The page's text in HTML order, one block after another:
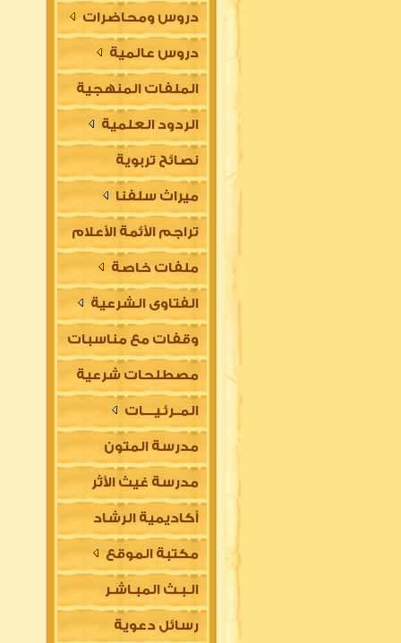
دروس ومحاضرات
دروس عالمية
الملفات المنهجية
الردود العلمية
نصائح تربوية
ميراث سلفنا
تراجم الأئمة الأعلام
ملفات خاصة
الفتاوى الشرعية
وقفات مع مناسبات
مصطلحات شرعية
المــرئـيــــات
مدرسة المتون
العلمية
مدرسة غيث الأثر
السلفية
أكاديمية الرشاد
العلمية للتأسيس
في مقدمات العلوم
الشرعية (للتعليم
مكتبة الموقع
الـبـث المبـاشـر
رسائل دعوية